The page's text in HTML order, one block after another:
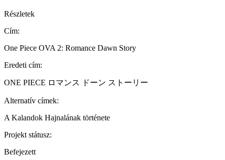
Részletek
Cím:
One Piece OVA 2: Romance Dawn Story
Eredeti cím:
ONE PIECE ロマンス ドーン ストーリー
Alternatív címek:
A Kalandok Hajnalának története
Projekt státusz:
Befejezett